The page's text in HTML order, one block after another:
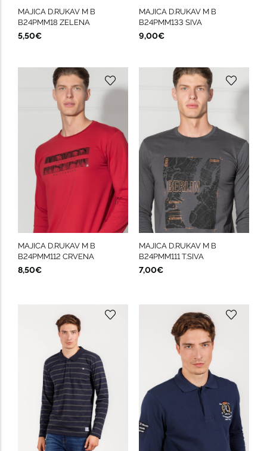
MAJICA D.RUKAV M B
B24PMM18 ZELENA
5,50€
MAJICA D.RUKAV M B
B24PMM133 SIVA
9,00€
MAJICA D.RUKAV M B
B24PMM112 CRVENA
8,50€
MAJICA D.RUKAV M B
B24PMM111 T.SIVA
7,00€